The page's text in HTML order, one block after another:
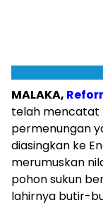
MALAKA,
telah mencatat
permenungan
diasingkan ke
merumuskan
pohon sukun
lahirnya butir-